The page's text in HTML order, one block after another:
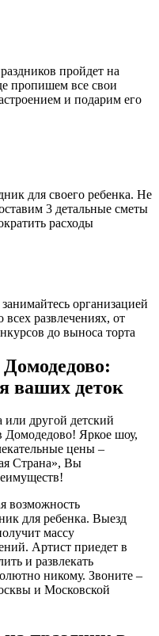
пройдет на
пропишем все свои
и подарим его
для своего ребенка. Не
3 детальные сметы
расходы
организацией
развлечениях, от
до выноса торта
ваших деток
другой детский
Яркое шоу,
цены –
Страна», Вы
возможность
для ребенка. Выезд
массу
Артист приедет в
и развлекать
никому. Звоните –
и Московской